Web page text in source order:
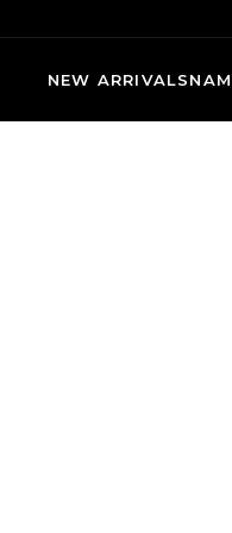
NEW ARRIVALSNAM